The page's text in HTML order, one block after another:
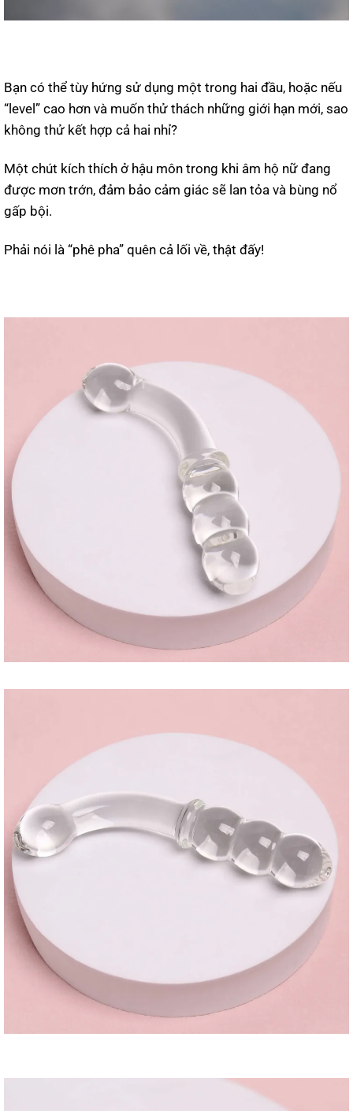
Bạn có thể tùy hứng sử dụng một trong hai đầu, hoặc nếu
“level” cao hơn và muốn thử thách những giới hạn mới, sao
không thử kết hợp cả hai nhỉ?
Một chút kích thích ở hậu môn trong khi âm hộ nữ đang
được mơn trớn, đảm bảo cảm giác sẽ lan tỏa và bùng nổ
gấp bội.
Phải nói là “phê pha” quên cả lối về, thật đấy!